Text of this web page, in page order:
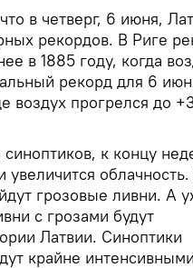
в четверг, 6 июня,
рекордов. В Риге
в 1885 году, когда
рекорд для 6
воздух прогрелся до
к концу
увеличится
грозовые ливни. А
с грозами будут
Латвии. Синоптики
крайне